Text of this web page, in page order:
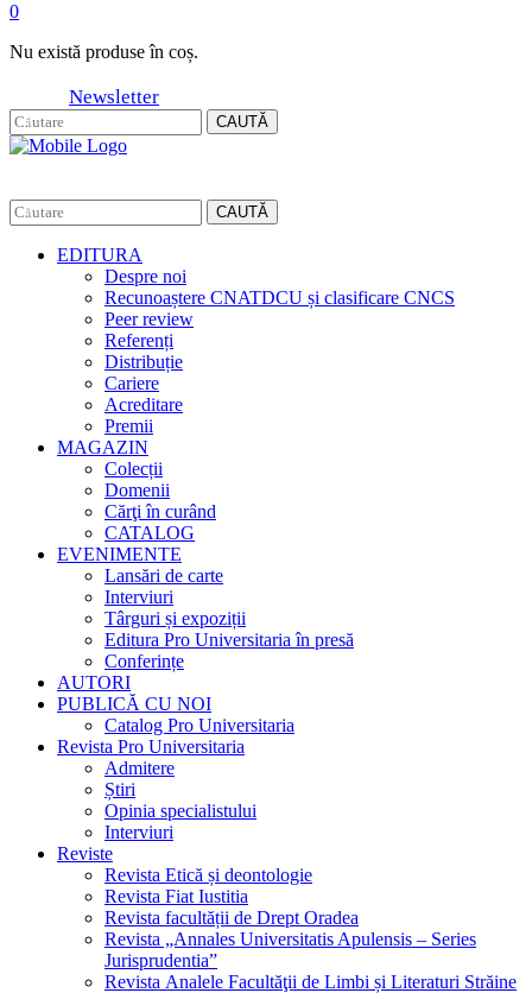
0
Nu există produse în coș.
Newsletter
CAUTĂ
CAUTĂ
EDITURA
Despre noi
Recunoaștere CNATDCU și clasificare CNCS
Peer review
Referenți
Distribuție
Cariere
Acreditare
Premii
MAGAZIN
Colecții
Domenii
Cărţi în curând
CATALOG
EVENIMENTE
Lansări de carte
Interviuri
Târguri și expoziții
Editura Pro Universitaria în presă
Conferințe
AUTORI
PUBLICĂ CU NOI
Catalog Pro Universitaria
Revista Pro Universitaria
Admitere
Știri
Opinia specialistului
Interviuri
Reviste
Revista Etică și deontologie
Revista Fiat Iustitia
Revista facultății de Drept Oradea
Revista „Annales Universitatis Apulensis – Series
Jurisprudentia”
Revista Analele Facultăţii de Limbi și Literaturi Străine